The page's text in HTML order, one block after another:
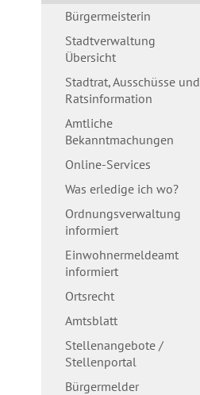
Bürgermeisterin
Stadtverwaltung
Übersicht
Stadtrat, Ausschüsse und
Ratsinformation
Amtliche
Bekanntmachungen
Online-Services
Was erledige ich wo?
Ordnungsverwaltung
informiert
Einwohnermeldeamt
informiert
Ortsrecht
Amtsblatt
Stellenangebote /
Stellenportal
Bürgermelder